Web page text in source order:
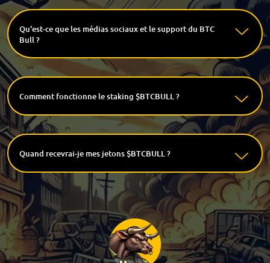
Qu'est-ce que les médias sociaux et le support du BTC
Bull ?
Comment fonctionne le staking $BTCBULL ?
Quand recevrai-je mes jetons $BTCBULL ?